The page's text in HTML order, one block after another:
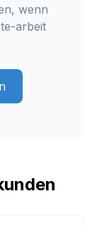
wenn
arbeit